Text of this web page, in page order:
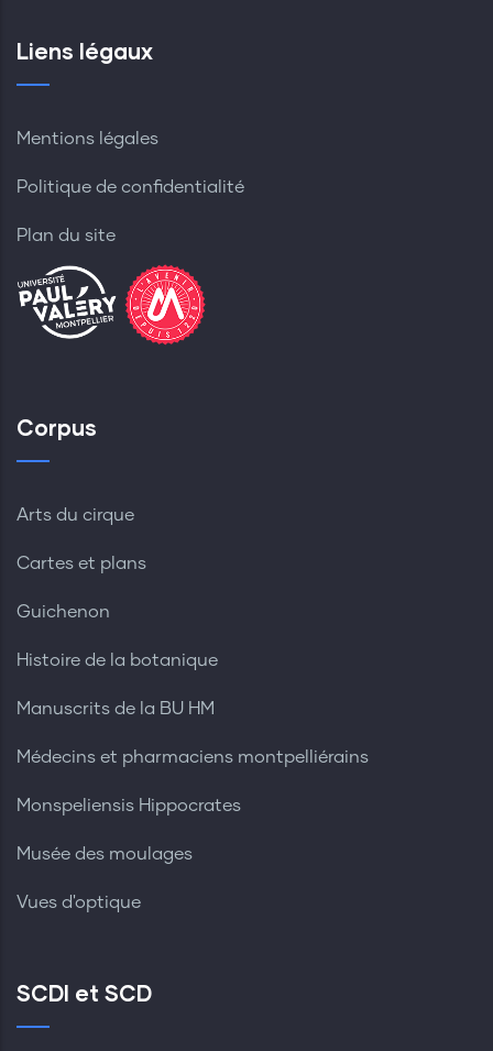
Liens légaux
Mentions légales
Politique de confidentialité
Plan du site
Corpus
Arts du cirque
Cartes et plans
Guichenon
Histoire de la botanique
Manuscrits de la BU HM
Médecins et pharmaciens montpelliérains
Monspeliensis Hippocrates
Musée des moulages
Vues d'optique
SCDI et SCD